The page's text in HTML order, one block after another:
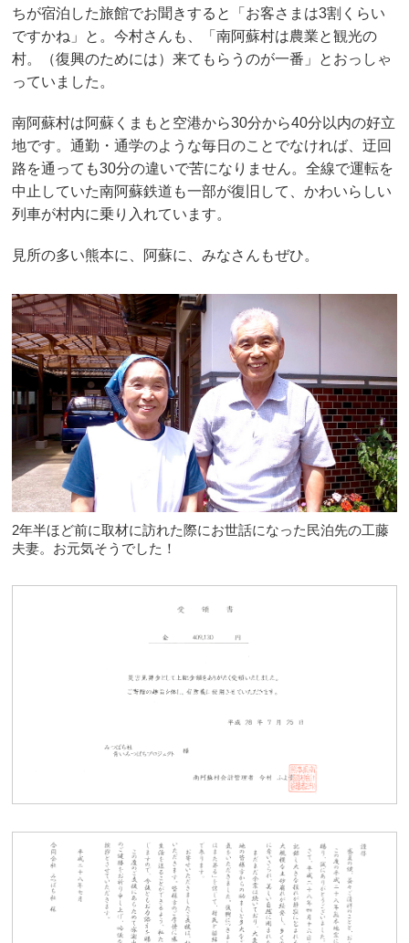
ちが宿泊した旅館でお聞きすると「お客さまは3割くらい
ですかね」と。今村さんも、「南阿蘇村は農業と観光の
村。（復興のためには）来てもらうのが一番」とおっしゃ
っていました。
南阿蘇村は阿蘇くまもと空港から30分から40分以内の好立
地です。通勤・通学のような毎日のことでなければ、迂回
路を通っても30分の違いで苦になりません。全線で運転を
中止していた南阿蘇鉄道も一部が復旧して、かわいらしい
列車が村内に乗り入れています。
見所の多い熊本に、阿蘇に、みなさんもぜひ。
2年半ほど前に取材に訪れた際にお世話になった民泊先の工藤
夫妻。お元気そうでした！